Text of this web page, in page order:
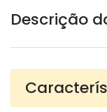
Descrição